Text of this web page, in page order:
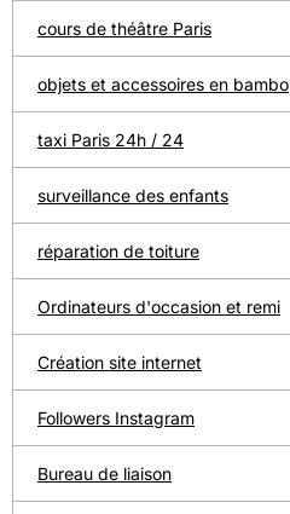
cours de théâtre Paris
objets et accessoires en bambo
taxi Paris 24h / 24
surveillance des enfants
réparation de toiture
Ordinateurs d'occasion et remi
Création site internet
Followers Instagram
Bureau de liaison